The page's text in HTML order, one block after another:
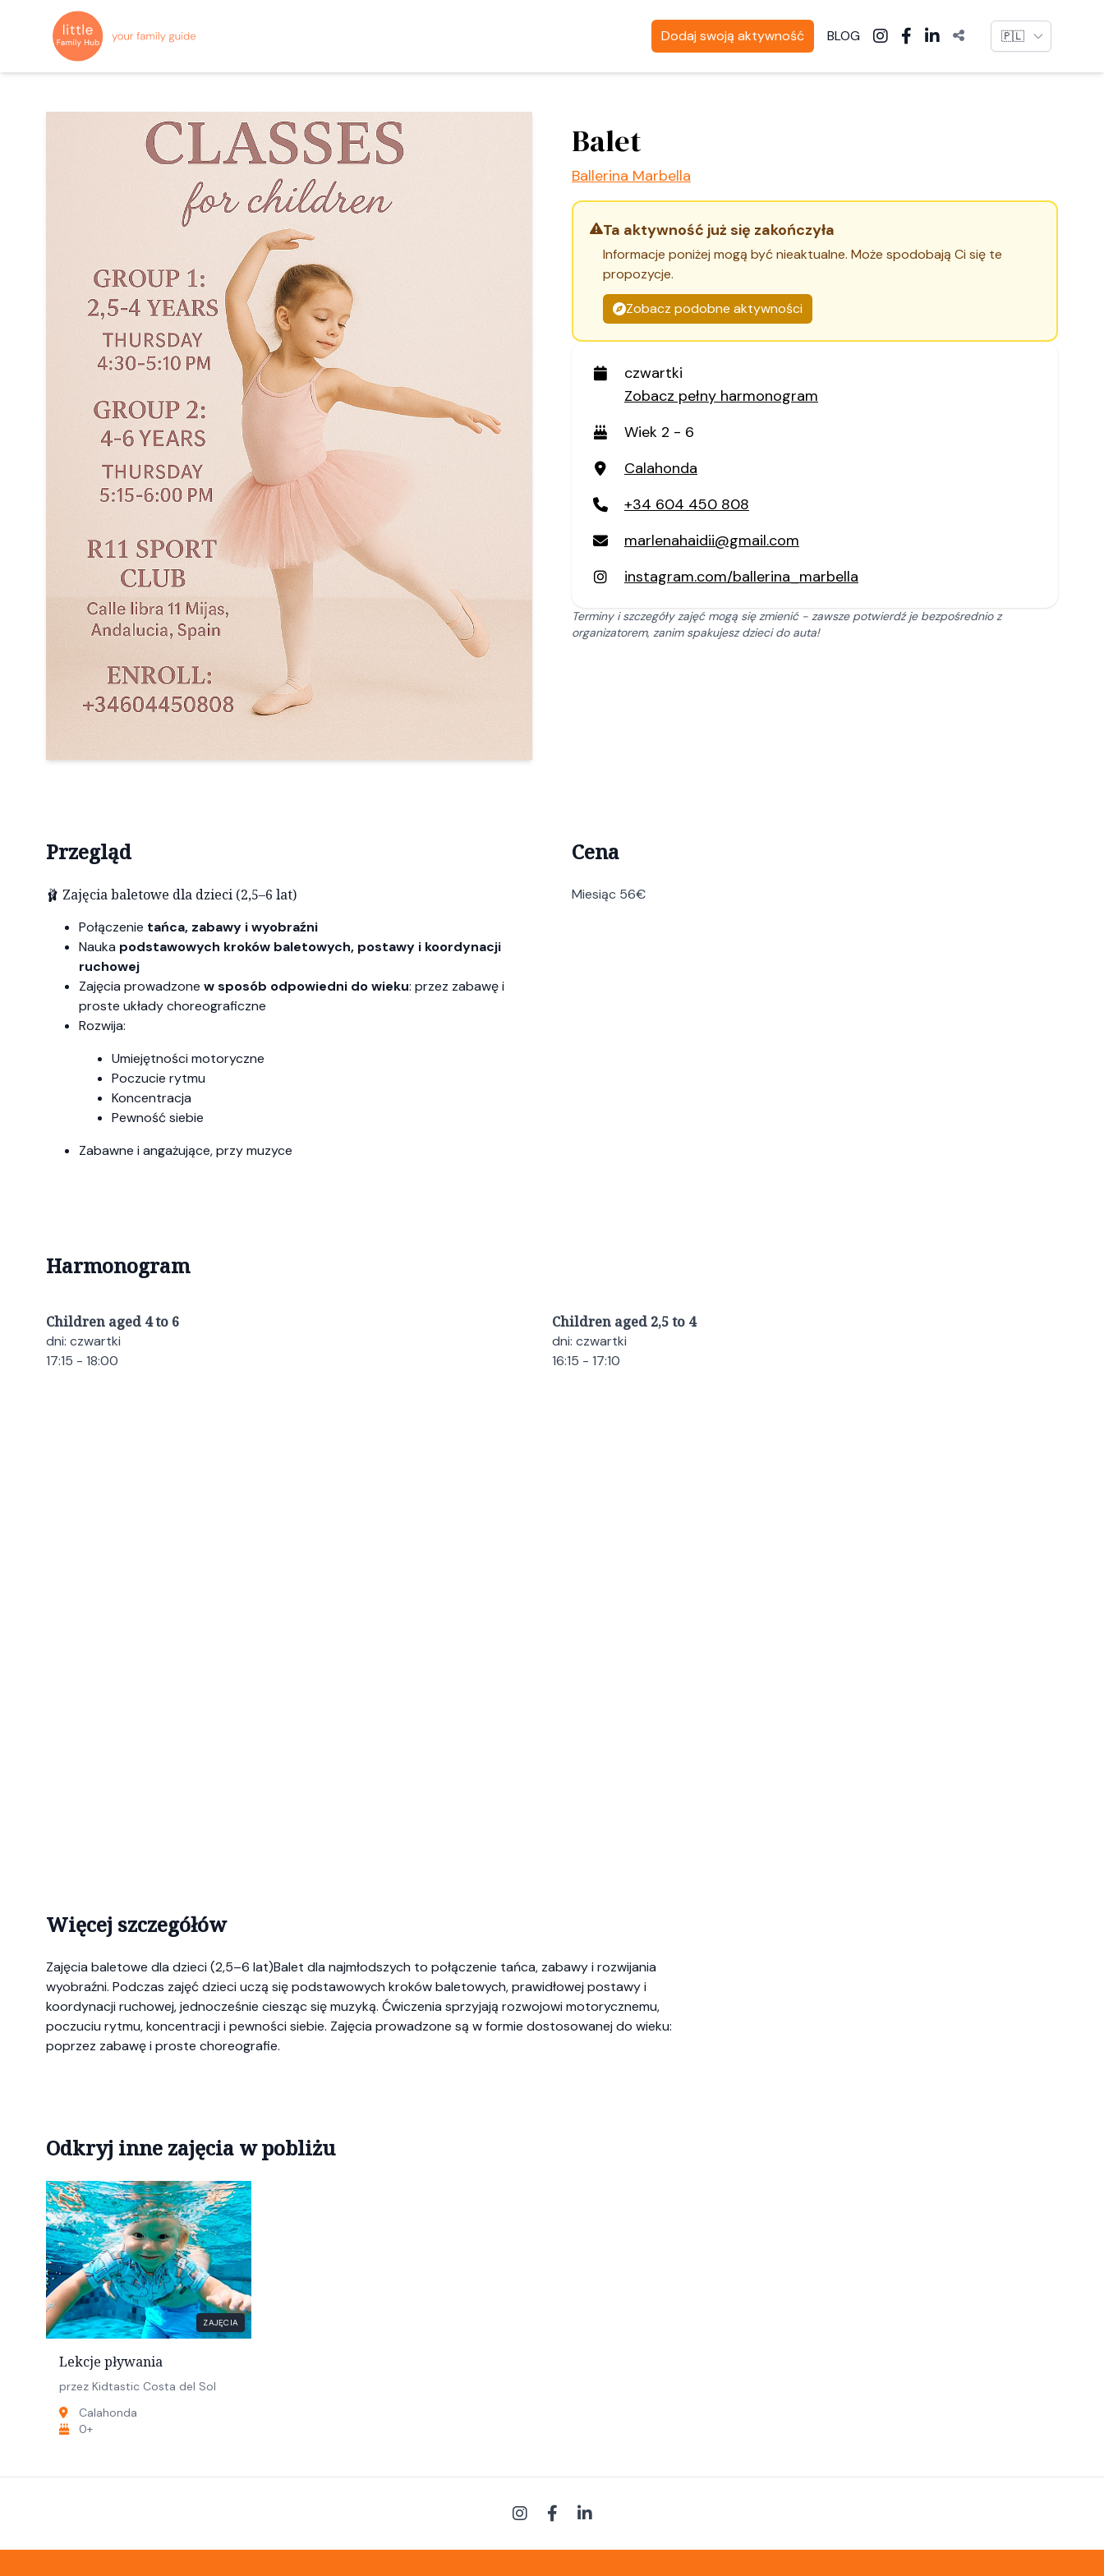
Dodaj swoją aktywność BLOG Language
Balet
Ballerina Marbella
Ta aktywność już się zakończyła
Informacje poniżej mogą być nieaktualne. Może spodobają Ci się te
propozycje.
Zobacz podobne aktywności
czwartki
Zobacz pełny harmonogram
Wiek 2 - 6
Calahonda
+34 604 450 808
marlenahaidii@gmail.com
instagram.com/ballerina_marbella
Terminy i szczegóły zajęć mogą się zmienić - zawsze potwierdź je bezpośrednio z
organizatorem, zanim spakujesz dzieci do auta!
Przegląd
🩰 Zajęcia baletowe dla dzieci (2,5–6 lat)
Połączenie tańca, zabawy i wyobraźni
Nauka podstawowych kroków baletowych, postawy i koordynacji
ruchowej
Zajęcia prowadzone w sposób odpowiedni do wieku: przez zabawę i
proste układy choreograficzne
Rozwija:
Umiejętności motoryczne
Poczucie rytmu
Koncentracja
Pewność siebie
Zabawne i angażujące, przy muzyce
Cena
Miesiąc 56€
Harmonogram
Children aged 4 to 6
dni: czwartki
17:15 - 18:00
Children aged 2,5 to 4
dni: czwartki
16:15 - 17:10
Więcej szczegółów
Zajęcia baletowe dla dzieci (2,5–6 lat)Balet dla najmłodszych to połączenie tańca, zabawy i rozwijania
wyobraźni. Podczas zajęć dzieci uczą się podstawowych kroków baletowych, prawidłowej postawy i
koordynacji ruchowej, jednocześnie ciesząc się muzyką. Ćwiczenia sprzyjają rozwojowi motorycznemu,
poczuciu rytmu, koncentracji i pewności siebie. Zajęcia prowadzone są w formie dostosowanej do wieku:
poprzez zabawę i proste choreografie.
Odkryj inne zajęcia w pobliżu
ZAJĘCIA
Lekcje pływania
przez Kidtastic Costa del Sol
Calahonda
0+